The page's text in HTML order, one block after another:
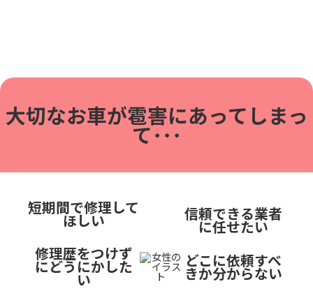
大切なお車が雹害にあってしまっ
て･･･
短期間で修理して
ほしい
修理歴をつけず
にどうにかした
い
信頼できる業者
に任せたい
どこに依頼すべ
きか分からない